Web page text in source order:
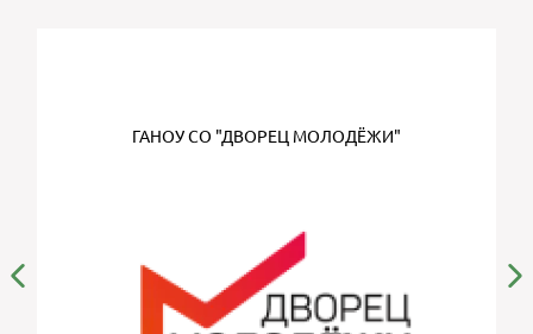
ГАНОУ СО "ДВОРЕЦ МОЛОДЁЖИ"